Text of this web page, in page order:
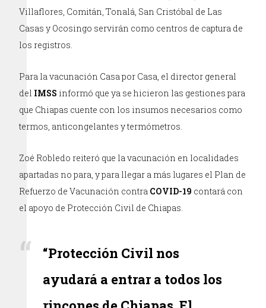
Villaflores, Comitán, Tonalá, San Cristóbal de Las
Casas y Ocosingo servirán como centros de captura de
los registros.
Para la vacunación Casa por Casa, el director general
del IMSS informó que ya se hicieron las gestiones para
que Chiapas cuente con los insumos necesarios como
termos, anticongelantes y termómetros.
Zoé Robledo reiteró que la vacunación en localidades
apartadas no para, y para llegar a más lugares el Plan de
Refuerzo de Vacunación contra COVID-19 contará con
el apoyo de Protección Civil de Chiapas.
“Protección Civil nos
ayudará a entrar a todos los